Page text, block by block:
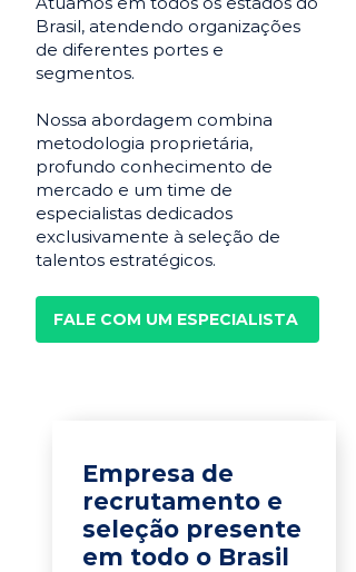
Brasil, atendendo organizações
de diferentes portes e
segmentos.
Nossa abordagem combina
metodologia proprietária,
profundo conhecimento de
mercado e um time de
especialistas dedicados
exclusivamente à seleção de
talentos estratégicos.
FALE COM UM ESPECIALISTA
Empresa de
recrutamento e
seleção presente
em todo o Brasil